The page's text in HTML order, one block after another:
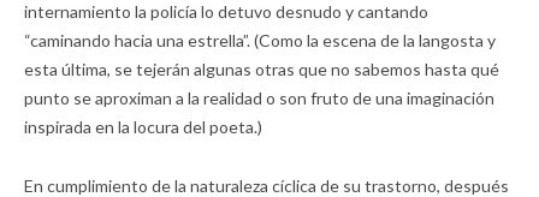
internamiento la policía lo detuvo desnudo y cantando
“caminando hacia una estrella”. (Como la escena de la langosta y
esta última, se tejerán algunas otras que no sabemos hasta qué
punto se aproximan a la realidad o son fruto de una imaginación
inspirada en la locura del poeta.)
En cumplimiento de la naturaleza cíclica de su trastorno, después